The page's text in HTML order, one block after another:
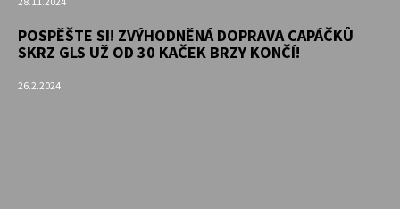
POSPĚŠTE SI! ZVÝHODNĚNÁ DOPRAVA CAPÁČKŮ
SKRZ GLS UŽ OD 30 KAČEK BRZY KONČÍ!
26.2.2024